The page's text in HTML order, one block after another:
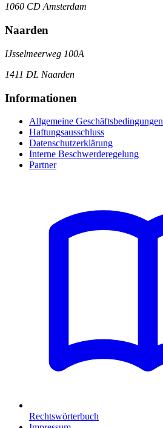
1060 CD Amsterdam
Naarden
IJsselmeerweg 100A
1411 DL Naarden
Informationen
Allgemeine Geschäftsbedingungen
Haftungsausschluss
Datenschutzerklärung
Interne Beschwerderegelung
Partner
Rechtswörterbuch